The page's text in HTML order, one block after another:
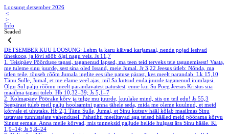
Loosung detsember 2026
<
>
Info
Seaded
DETSEMBER KUU LOOSUNG: Lehm ja karu käivad karjamaal, nende pojad lesivad
üheskoos, ja lõvi sööb õlgi nagu veis. Js 11,7
1. Teisipäev Pöörduge tagasi, taganenud lapsed, ma teen teid terveks teie taganemisest! Vaata,
me tuleme sinu juurde, sest sina oled Issand, meie Jumal. Jr 3,22 Jeesus ütleb: Nõnda, ma
ütlen teile, tõuseb rõõm Jumala inglite ees ühe patuse pärast, kes meelt parandab. Lk 15,10
Tänu Sulle, Jumal, et me elame veel ajas, mil Sa kutsud enda juurde taganenud inimlapsi.
Olgu Sul palju rõõmu meelt parandavatest patustest, enne kui Su Poeg Jeesus Kristus siia
maailma tagasi tuleb. Hb 10,32–39; Js 5,1–7
2. Kolmapäev Pöörake kõrv ja tulge mu juurde, kuulake mind, siis on teil edu! Js 55,3
Seepärast tuleb meil palju hoolsamini panna tähele seda, mida me oleme kuulnud, et meid
kõrvale ei uhutaks. Hb 2,1 Tänu Sulle, Jumal, et Sinu kutsuv hääl kõlab maailmas Sinu
ustavate tunnistajate vahendusel. Pahatihti meelitavad aga teised hääled meid pöörama kõrvu
Sinust eemale. Anna meile kõrvad, mis tunneksid paljude helide hulgast ära Sinu hääle. Kl
1,9–14; Js 5,8–24